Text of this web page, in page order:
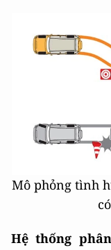
Mô phỏng tình
Hệ thống